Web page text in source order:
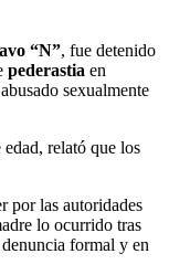
“N”, fue detenido
pederastia en
sexualmente
relató que los
por las autoridades
lo ocurrido tras
formal y en